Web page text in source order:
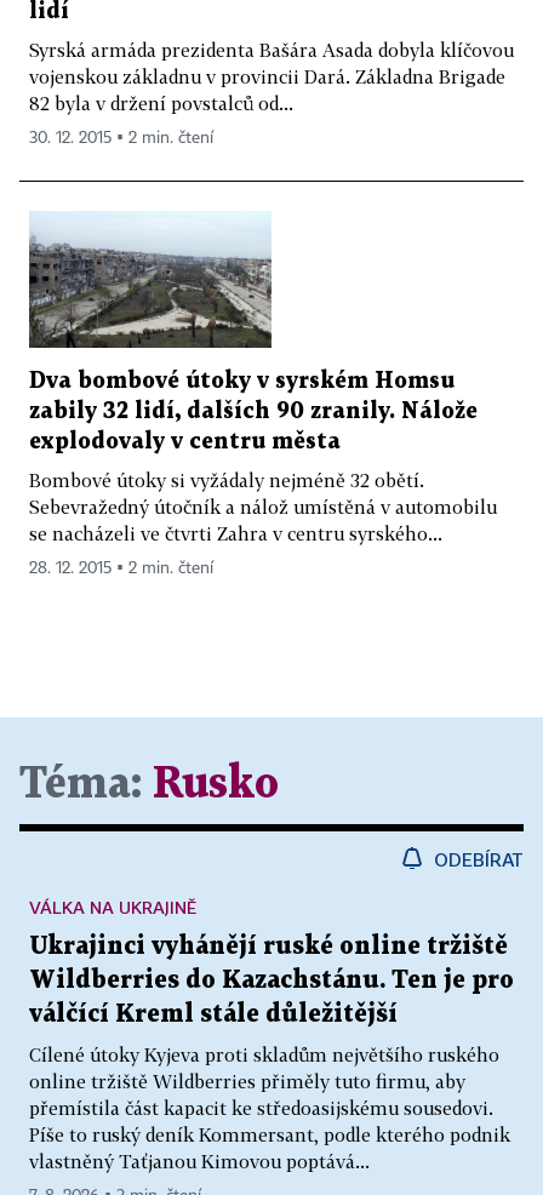
lidí
Syrská armáda prezidenta Bašára Asada dobyla klíčovou
vojenskou základnu v provincii Dará. Základna Brigade
82 byla v držení povstalců od...
30. 12. 2015 ▪ 2 min. čtení
Dva bombové útoky v syrském Homsu
zabily 32 lidí, dalších 90 zranily. Nálože
explodovaly v centru města
Bombové útoky si vyžádaly nejméně 32 obětí.
Sebevražedný útočník a nálož umístěná v automobilu
se nacházeli ve čtvrti Zahra v centru syrského...
28. 12. 2015 ▪ 2 min. čtení
Téma: Rusko
ODEBÍRAT
Ukrajinci vyhánějí ruské online tržiště
Wildberries do Kazachstánu. Ten je pro
válčící Kreml stále důležitější
Cílené útoky Kyjeva proti skladům největšího ruského
online tržiště Wildberries přiměly tuto firmu, aby
přemístila část kapacit ke středoasijskému sousedovi.
Píše to ruský deník Kommersant, podle kterého podnik
vlastněný Taťjanou Kimovou poptává...
VÁLKA NA UKRAJINĚ